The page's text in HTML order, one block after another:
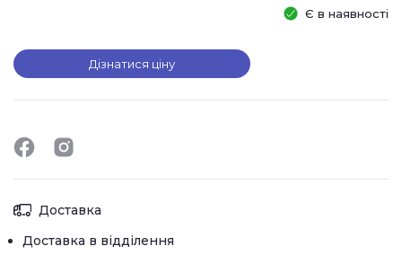
Є в наявності
Дізнатися ціну
Доставка
Доставка в відділення